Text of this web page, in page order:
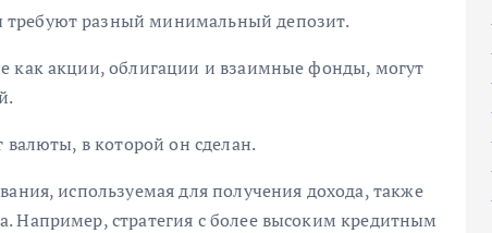
разный минимальный депозит.
как акции, облигации и взаимные фонды, могут
валюты, в которой он сделан.
используемая для получения дохода, также
Например, стратегия с более высоким кредитным